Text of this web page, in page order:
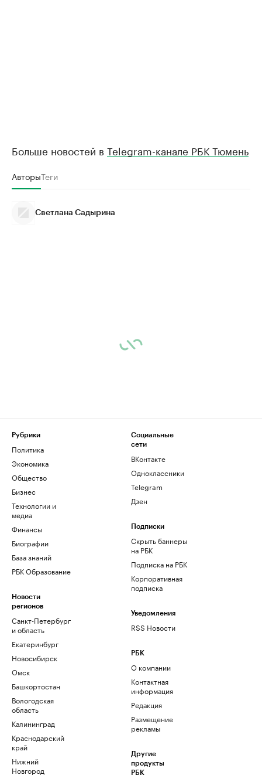
Больше новостей в Telegram-канале РБК Тюмень
АвторыТеги
Светлана Садырина
Рубрики
Политика
Экономика
Общество
Бизнес
Технологии и
медиа
Финансы
Биографии
База знаний
РБК Образование
Новости
регионов
Санкт-Петербург
и область
Екатеринбург
Новосибирск
Омск
Башкортостан
Вологодская
область
Калининград
Краснодарский
край
Нижний
Новгород
Социальные
сети
ВКонтакте
Одноклассники
Telegram
Дзен
Подписки
Скрыть баннеры
на РБК
Подписка на РБК
Корпоративная
подписка
Уведомления
RSS Новости
РБК
О компании
Контактная
информация
Редакция
Размещение
рекламы
Другие
продукты
РБК